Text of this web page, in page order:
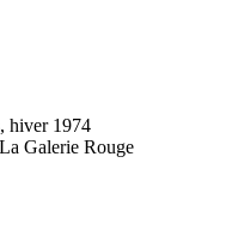
hiver 1974
Galerie Rouge